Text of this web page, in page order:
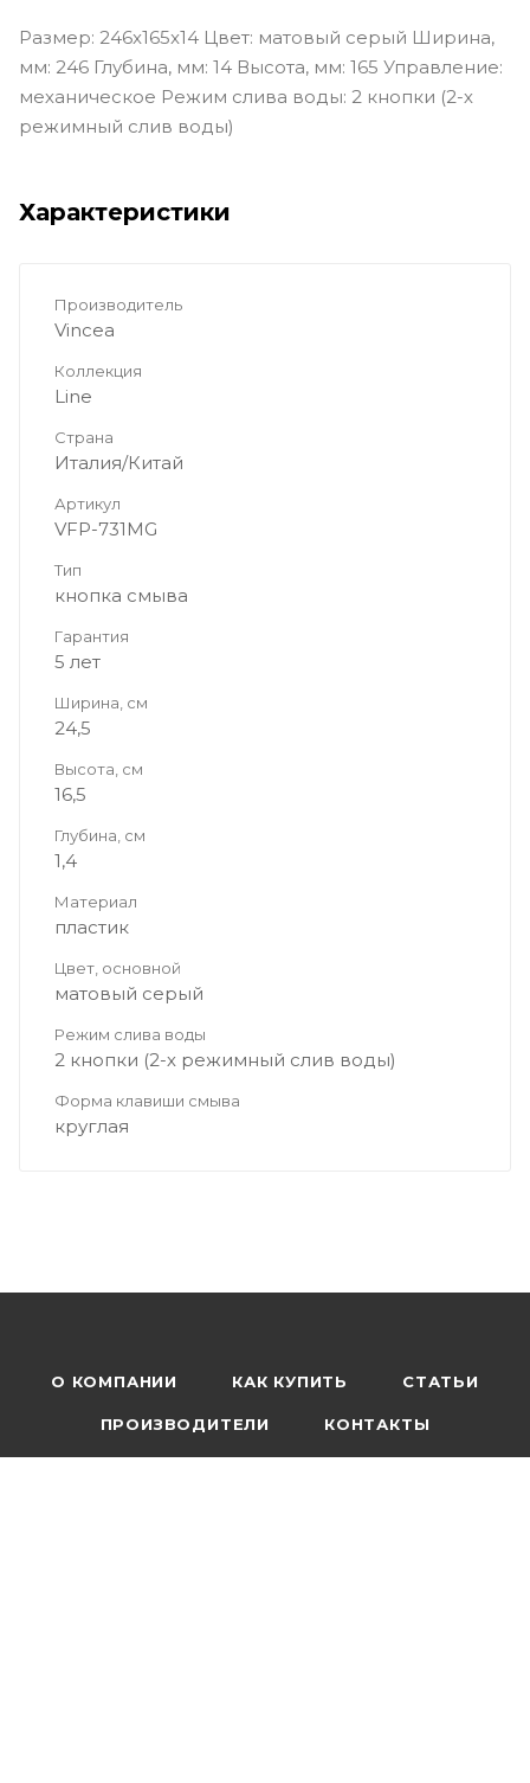
Размер: 246x165x14 Цвет: матовый серый Ширина,
мм: 246 Глубина, мм: 14 Высота, мм: 165 Управление:
механическое Режим слива воды: 2 кнопки (2-х
режимный слив воды)
Характеристики
Производитель
Vincea
Коллекция
Line
Страна
Италия/Китай
Артикул
VFP-731MG
Тип
кнопка смыва
Гарантия
5 лет
Ширина, см
24,5
Высота, см
16,5
Глубина, см
1,4
Материал
пластик
Цвет, основной
матовый серый
Режим слива воды
2 кнопки (2-х режимный слив воды)
Форма клавиши смыва
круглая
О КОМПАНИИ КАК КУПИТЬ СТАТЬИ
ПРОИЗВОДИТЕЛИ КОНТАКТЫ